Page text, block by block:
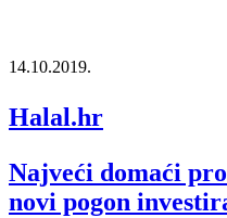
14.10.2019.
Halal.hr
Najveći domaći
novi pogon